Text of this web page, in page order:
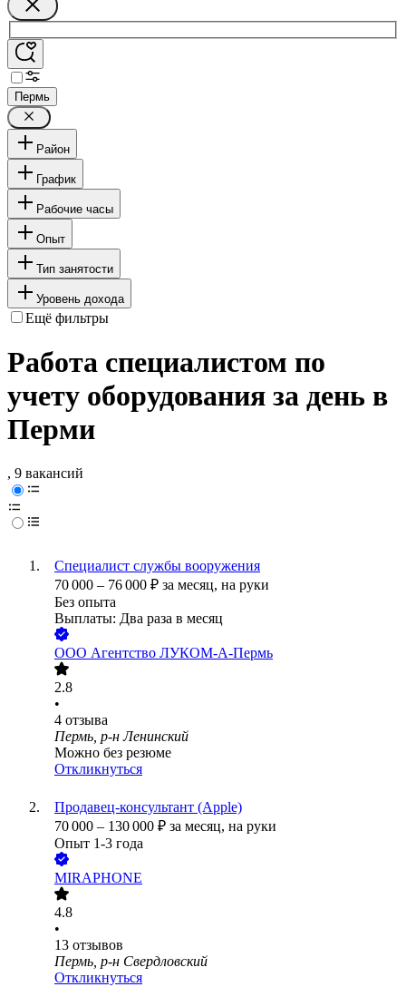
Пермь
Район
График
Рабочие часы
Опыт
Тип занятости
Уровень дохода
Ещё фильтры
Работа специалистом по
учету оборудования за день в
Перми
, 9 вакансий
Специалист службы вооружения
70 000 – 76 000 ₽ за месяц, на руки
Без опыта
Выплаты: Два раза в месяц
ООО Агентство ЛУКОМ-А-Пермь
2.8
•
4 отзыва
Пермь, р-н Ленинский
Можно без резюме
Откликнуться
Продавец-консультант (Apple)
70 000 – 130 000 ₽ за месяц, на руки
Опыт 1-3 года
MIRAPHONE
4.8
•
13 отзывов
Пермь, р-н Свердловский
Откликнуться